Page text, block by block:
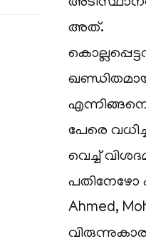
അത്.
പേരെ
വെച്ച്
പതിനേഴോ
Ahmed,